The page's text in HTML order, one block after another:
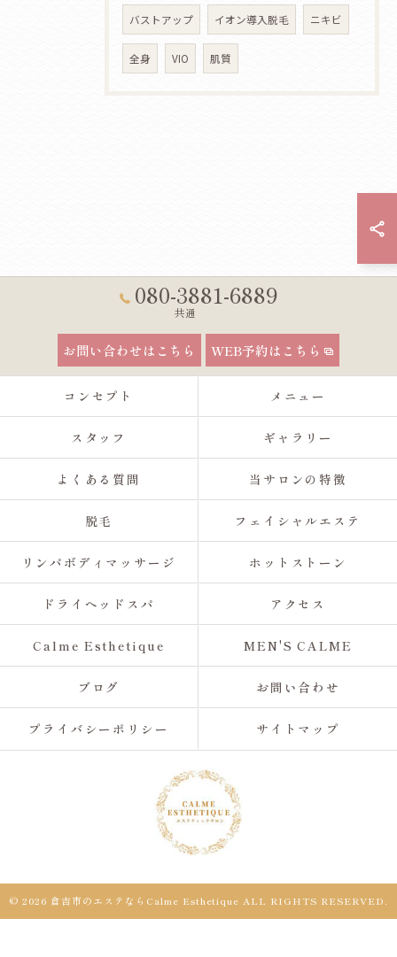
バストアップ イオン導入脱毛 ニキビ
全身 VIO 肌質
080-3881-6889
共通
お問い合わせはこちら WEB予約はこちら
コンセプト メニュー
スタッフ ギャラリー
よくある質問 当サロンの特徴
脱毛 フェイシャルエステ
リンパボディマッサージ ホットストーン
ドライヘッドスパ アクセス
Calme Esthetique MEN'S CALME
ブログ お問い合わせ
プライバシーポリシー サイトマップ
© 2026 倉吉市のエステならCalme Esthetique ALL RIGHTS RESERVED.